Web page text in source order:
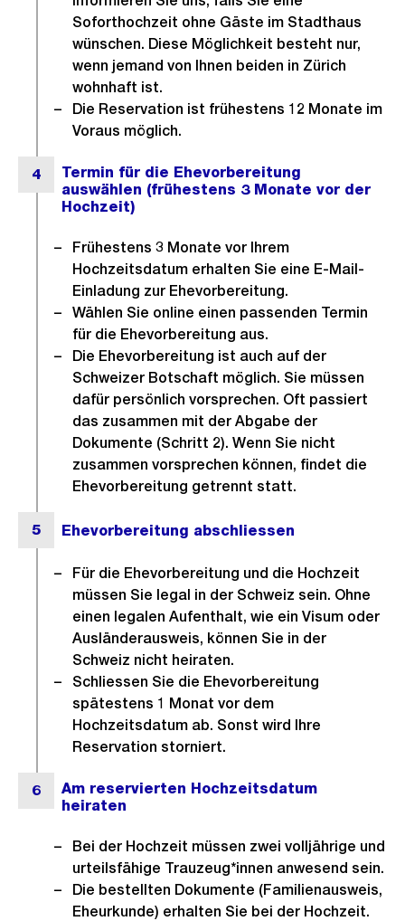
Soforthochzeit ohne Gäste im Stadthaus
wünschen. Diese Möglichkeit besteht nur,
wenn jemand von Ihnen beiden in Zürich
wohnhaft ist.
Die Reservation ist frühestens 12 Monate im
Voraus möglich.
Frühestens 3 Monate vor Ihrem
Hochzeitsdatum erhalten Sie eine E-Mail-
Einladung zur Ehevorbereitung.
Wählen Sie online einen passenden Termin
für die Ehevorbereitung aus.
Die Ehevorbereitung ist auch auf der
Schweizer Botschaft möglich. Sie müssen
dafür persönlich vorsprechen. Oft passiert
das zusammen mit der Abgabe der
Dokumente (Schritt 2). Wenn Sie nicht
zusammen vorsprechen können, findet die
Ehevorbereitung getrennt statt.
Für die Ehevorbereitung und die Hochzeit
müssen Sie legal in der Schweiz sein. Ohne
einen legalen Aufenthalt, wie ein Visum oder
Ausländerausweis, können Sie in der
Schweiz nicht heiraten.
Schliessen Sie die Ehevorbereitung
spätestens 1 Monat vor dem
Hochzeitsdatum ab. Sonst wird Ihre
Reservation storniert.
Bei der Hochzeit müssen zwei volljährige und
urteilsfähige Trauzeug*innen anwesend sein.
Die bestellten Dokumente (Familienausweis,
Eheurkunde) erhalten Sie bei der Hochzeit.